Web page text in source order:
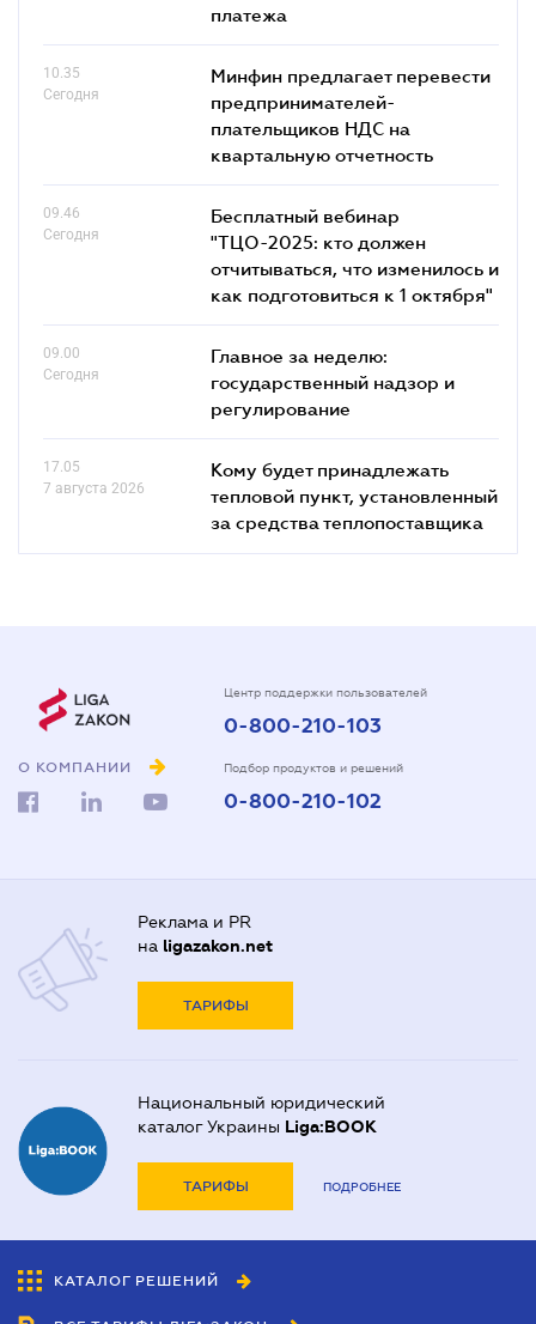
платежа
10.35
Сегодня
Минфин предлагает перевести
предпринимателей-
плательщиков НДС на
квартальную отчетность
09.46
Сегодня
Бесплатный вебинар
"ТЦО-2025: кто должен
отчитываться, что изменилось и
как подготовиться к 1 октября"
09.00
Сегодня
Главное за неделю:
государственный надзор и
регулирование
17.05
7 августа 2026
Кому будет принадлежать
тепловой пункт, установленный
за средства теплопоставщика
О КОМПАНИИ
Центр поддержки пользователей
0-800-210-103
Подбор продуктов и решений
0-800-210-102
Реклама и PR
на ligazakon.net
ТАРИФЫ
Национальный юридический
каталог Украины Liga:BOOK
ТАРИФЫ ПОДРОБНЕЕ
КАТАЛОГ РЕШЕНИЙ